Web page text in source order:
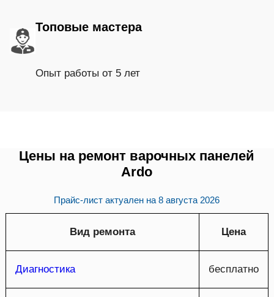
Топовые мастера
Опыт работы от 5 лет
Цены на ремонт варочных панелей
Ardo
Прайс-лист актуален на8 августа 2026
Вид ремонта Цена
Диагностика бесплатно